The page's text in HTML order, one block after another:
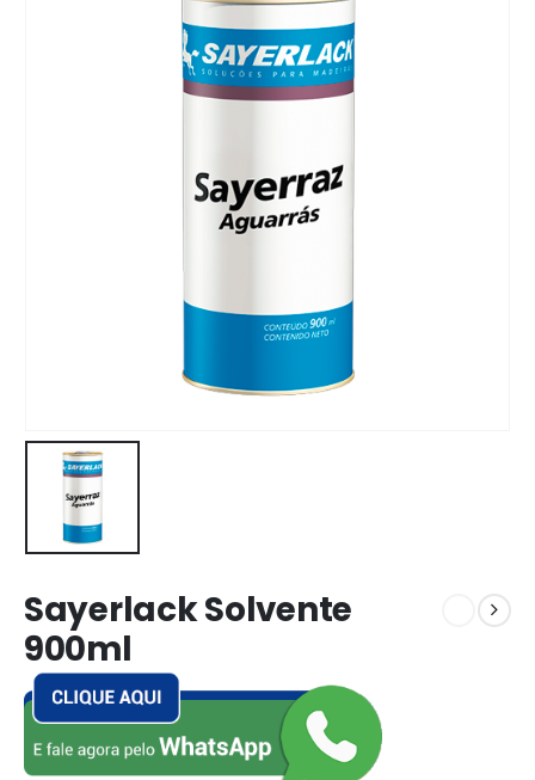
Sayerlack Solvente
900ml